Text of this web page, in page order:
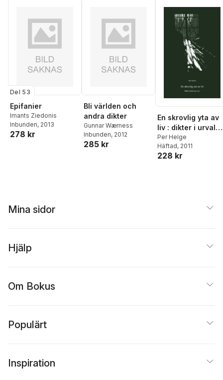
Del 53
Epifanier
Imants Ziedonis
Inbunden, 2013
278 kr
Bli världen och
andra dikter
Gunnar Wærness
Inbunden, 2012
285 kr
En skrovlig yta av
liv : dikter i urval
19742011
Per Helge
Häftad, 2011
228 kr
Mina sidor
Hjälp
Om Bokus
Populärt
Inspiration